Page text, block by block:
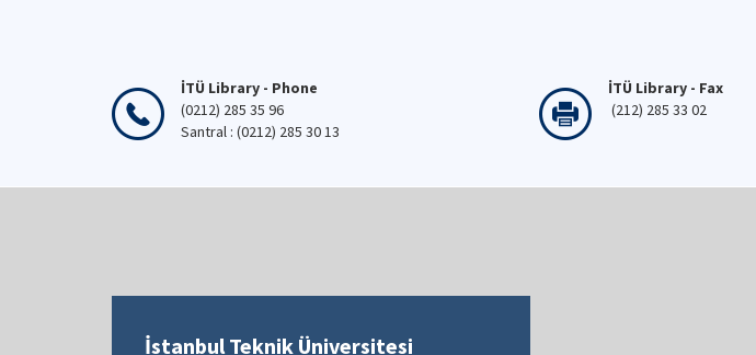
İTÜ Library - Phone
(0212) 285 35 96
Santral : (0212) 285 30 13
İTÜ Library - Fax
(212) 285 33 02
İstanbul Teknik Üniversitesi